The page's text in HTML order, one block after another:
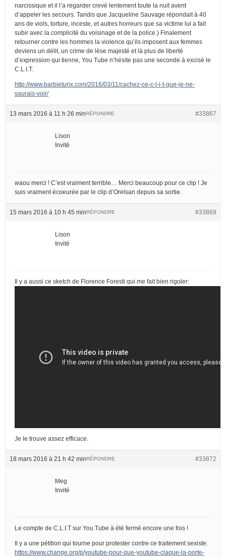
narcissique et il l’a regarder crevé lentement toute la nuit avent
d’appeler les secours. Tandis que Jacqueline Sauvage répondait à 40
ans de viols, torture, inceste, et autres horreurs que sa victime lui a fait
subir avec la complicité du voisinage et de la police.) Finalement
retourner contre les hommes la violence qu’ils imposent aux femmes
deviens un délit, un crime de lèse majesté et là plus de liberté
d’expression qui tienne, You Tube n’hésite pas une seconde à excisé le
C.L.I.T.
http://www.barbieturix.com/2016/03/11/cachez-ce-c-l-i-t-que-je-ne-
saurais-voir/
13 mars 2016 à 11 h 26 min #33867
RÉPONDRE
Lison
Invité
waou merci ! C’est vraiment terrible… Merci beaucoup pour ce clip ! Je
suis vraiment écoeurée par le clip d’Orelsan depuis sa sortie.
15 mars 2016 à 10 h 45 min #33869
RÉPONDRE
Lison
Invité
Il y a aussi ce sketch de Florence Foresti qui me fait bien rigoler:
Je le trouve assez efficace.
18 mars 2016 à 21 h 42 min #33872
RÉPONDRE
Meg
Invité
Le compte de C.L.I.T sur You Tube à été fermé encore une fois !
Il y a une pétition qui tourne pour protester contre ce traitement sexiste.
https://www.change.org/p/youtube-pour-que-youtube-claque-la-porte-